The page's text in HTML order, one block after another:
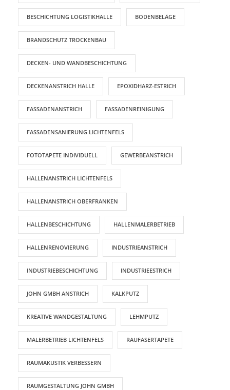
BESCHICHTUNG LOGISTIKHALLE BODENBELÄGE
BRANDSCHUTZ TROCKENBAU
DECKEN- UND WANDBESCHICHTUNG
DECKENANSTRICH HALLE EPOXIDHARZ-ESTRICH
FASSADENANSTRICH FASSADENREINIGUNG
FASSADENSANIERUNG LICHTENFELS
FOTOTAPETE INDIVIDUELL GEWERBEANSTRICH
HALLENANSTRICH LICHTENFELS
HALLENANSTRICH OBERFRANKEN
HALLENBESCHICHTUNG HALLENMALERBETRIEB
HALLENRENOVIERUNG INDUSTRIEANSTRICH
INDUSTRIEBESCHICHTUNG INDUSTRIEESTRICH
JOHN GMBH ANSTRICH KALKPUTZ
KREATIVE WANDGESTALTUNG LEHMPUTZ
MALERBETRIEB LICHTENFELS RAUFASERTAPETE
RAUMAKUSTIK VERBESSERN
RAUMGESTALTUNG JOHN GMBH